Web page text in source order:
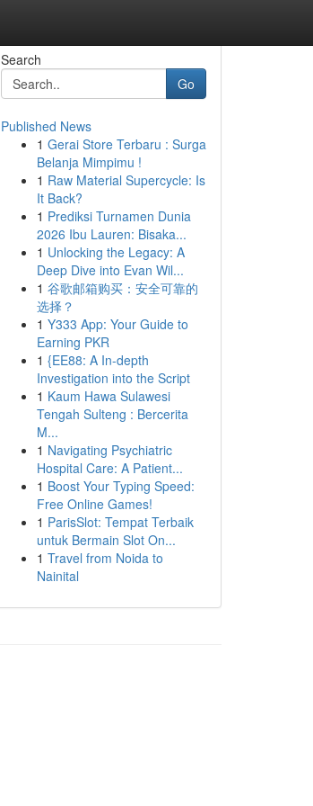
Search
Go
Published News
1 Gerai Store Terbaru : Surga
Belanja Mimpimu !
1 Raw Material Supercycle: Is
It Back?
1 Prediksi Turnamen Dunia
2026 Ibu Lauren: Bisaka...
1 Unlocking the Legacy: A
Deep Dive into Evan Wil...
1 谷歌邮箱购买：安全可靠的
选择？
1 Y333 App: Your Guide to
Earning PKR
1 {EE88: A In-depth
Investigation into the Script
1 Kaum Hawa Sulawesi
Tengah Sulteng : Bercerita
M...
1 Navigating Psychiatric
Hospital Care: A Patient...
1 Boost Your Typing Speed:
Free Online Games!
1 ParisSlot: Tempat Terbaik
untuk Bermain Slot On...
1 Travel from Noida to
Nainital